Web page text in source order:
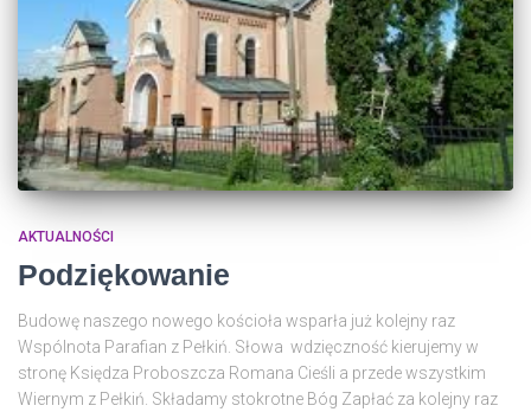
AKTUALNOŚCI
Podziękowanie
Budowę naszego nowego kościoła wsparła już kolejny raz
Wspólnota Parafian z Pełkiń. Słowa wdzięczność kierujemy w
stronę Księdza Proboszcza Romana Cieśli a przede wszystkim
Wiernym z Pełkiń. Składamy stokrotne Bóg Zapłać za kolejny raz